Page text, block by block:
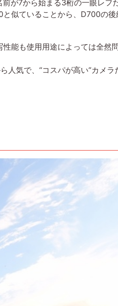
が7から始まる3桁の一眼レフ
似ていることから、D700の後
能も使用用途によっては全然
気で、“コスパが高い”カメラ